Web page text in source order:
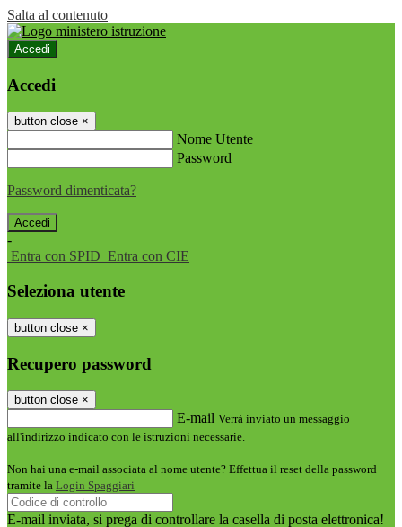
Salta al contenuto
Accedi
Accedi
button close ×
Nome Utente
Password
Password dimenticata?
-
Entra con SPID Entra con CIE
Seleziona utente
button close ×
Recupero password
button close ×
E-mail Verrà inviato un messaggio
all'indirizzo indicato con le istruzioni necessarie.
Non hai una e-mail associata al nome utente? Effettua il reset della password
tramite la Login Spaggiari
E-mail inviata, si prega di controllare la casella di posta elettronica!